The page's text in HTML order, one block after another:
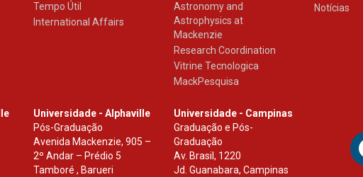
Tempo Útil
International Affairs
Astronomy and
Astrophysics at
Mackenzie
Research Coordination
Vitrine Tecnologica
MackPesquisa
Notícias
Universidade - Alphaville
Pós-Graduação
Avenida Mackenzie, 905 –
2º Andar – Prédio 5
Tamboré , Barueri
Universidade - Campinas
Graduação e Pós-
Graduação
Av. Brasil, 1220
Jd. Guanabara, Campinas